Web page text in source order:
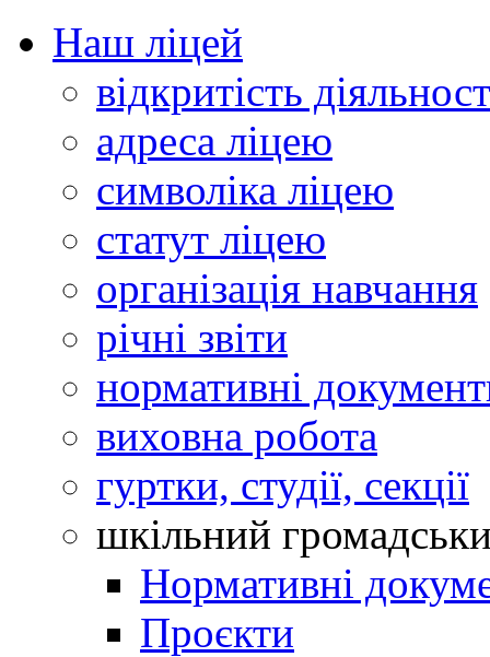
Наш ліцей
відкритість
адреса ліцею
символіка ліцею
статут ліцею
організація навчання
річні звіти
нормативні
виховна робота
гуртки, студії, секції
шкільний
Нормативні
Проєкти